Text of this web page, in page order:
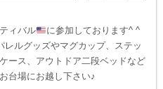
ィバル
に参加しております^ ^
ルグッズやマグカップ、ステッ
ース、アウトドア二段ベッドなど
台場にお越し下さい♪